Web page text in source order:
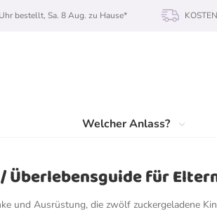
Welcher Anlass?
bestellt, Sa. 8 Aug. zu Hause*
Überlebensguide für
und Ausrüstung, die zwölf zuckergeladene